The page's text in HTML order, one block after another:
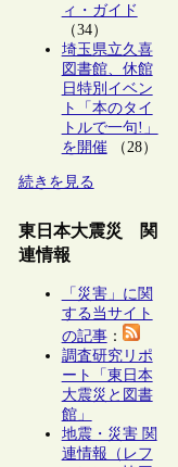
ィ・ガイド
（34）
埼玉県立久喜
図書館、休館
日特別イベン
ト「本のタイ
トルで一句!」
を開催（28）
続きを見る
東日本大震災 関
連情報
「災害」に関
する当サイト
の記事：
調査研究リポ
ート「東日本
大震災と図書
館」
地震・災害 関
連情報（レフ